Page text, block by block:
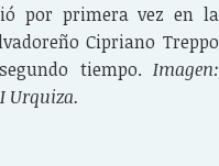
por primera vez en la
Cipriano Treppo
tiempo. Imagen:
Urquiza.